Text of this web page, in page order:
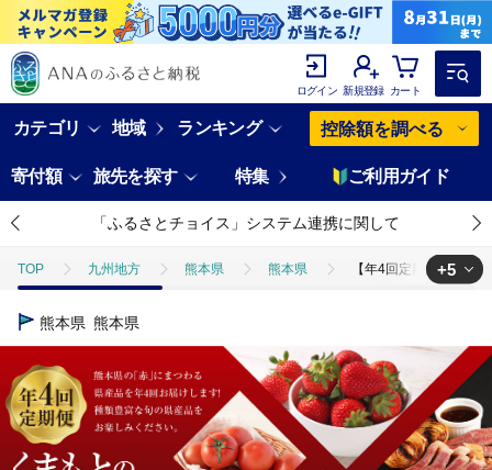
ログイン 新規登録 カート
カテゴリ 地域 ランキング 控除額を調べる
寄付額 旅先を探す 特集 ご利用ガイド
「ふるさとチョイス」システム連携に関して
TOP 九州地方 熊本県 熊本県 【年4回定期便】「く
TOP
【年4回定期便】「くまもとの赤」定期便②
TOP 肉 牛肉 ステーキ(牛肉) 【年4回定期便】「くま
TOP 魚介類 えび 【年4回定期便】「くまもとの赤」定期
+5
熊本県 熊本県